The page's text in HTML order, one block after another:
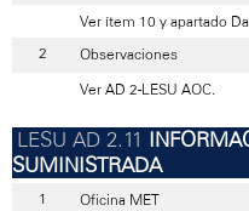
Ver ítem 10 y apartado
Observaciones
Ver AD 2-LESU AOC.
SUMINISTRADA
Oficina MET